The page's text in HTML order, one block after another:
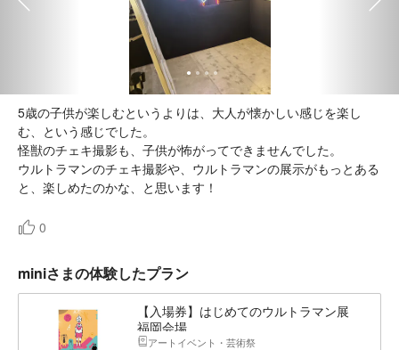
5歳の子供が楽しむというよりは、大人が懐かしい感じを楽し
む、という感じでした。
怪獣のチェキ撮影も、子供が怖がってできませんでした。
ウルトラマンのチェキ撮影や、ウルトラマンの展示がもっとある
と、楽しめたのかな、と思います！
0
miniさまの体験したプラン
【入場券】はじめてのウルトラマン展
福岡会場
アートイベント・芸術祭